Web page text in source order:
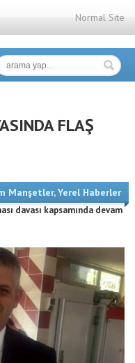
Normal Site
FLAŞ
Manşetler,Yerel Haberler
davası kapsamında devam